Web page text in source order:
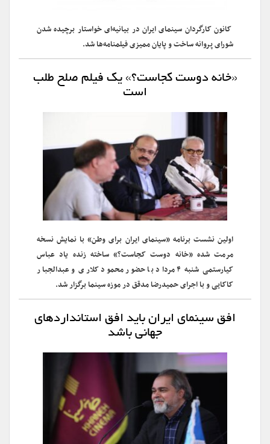
کانون کارگردان سینمای ایران در بیانیه‌ای خواستار برچیده شدن
شورای پروانه ساخت و پایان ممیزی فیلمنامه‌ها شد.
«خانه دوست کجاست؟» یک فیلم صلح طلب
است
اولین نشست برنامه «سینمای ایران برای وطن» با نمایش نسخه
مرمت شده «خانه دوست کجاست؟» ساخته زنده یاد عباس
کیارستمی شنبه ۴ مرداد با حضور محمود کلاری و عبدالجبار
کاکایی و با اجرای حمیدرضا مدقق در موزه سینما برگزار شد.
افق سینمای ایران باید افق استانداردهای
جهانی باشد